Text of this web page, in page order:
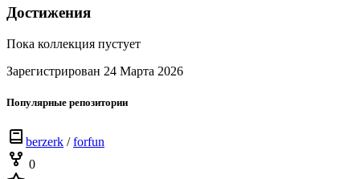
Достижения
Пока коллекция пустует
Зарегистрирован 24 Марта 2026
Популярные репозитории
berzerk /forfun
0